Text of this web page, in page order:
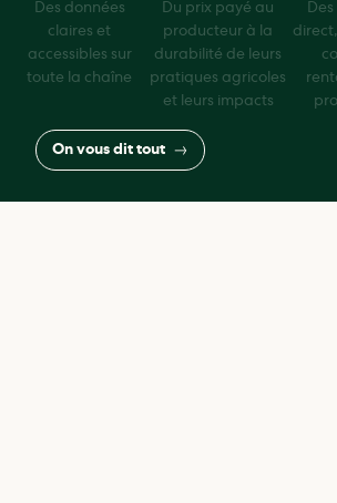
Des données
claires et
accessibles sur
toute la chaîne
Du prix payé au
producteur à la
durabilité de leurs
pratiques agricoles
et leurs impacts
On vous dit tout